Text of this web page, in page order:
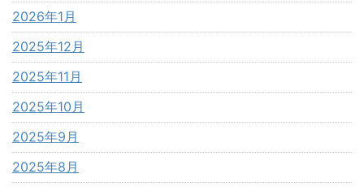
2026年1月
2025年12月
2025年11月
2025年10月
2025年9月
2025年8月